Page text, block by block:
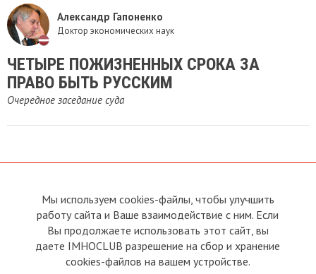
Александр Гапоненко
Доктор экономических наук
ЧЕТЫРЕ ПОЖИЗНЕННЫХ СРОКА ЗА
ПРАВО БЫТЬ РУССКИМ
Очередное заседание суда
О сайте
Условия пользования
Политика конфиденциальности
Прямая связь с
Председателем
Прямая связь c членами клуба
Реклама
Контакты
Мы используем cookies-файлы, чтобы улучшить
работу сайта и Ваше взаимодействие с ним. Если
Вы продолжаете использовать этот сайт, вы
даете IMHOCLUB разрешение на сбор и хранение
cookies-файлов на вашем устройстве.